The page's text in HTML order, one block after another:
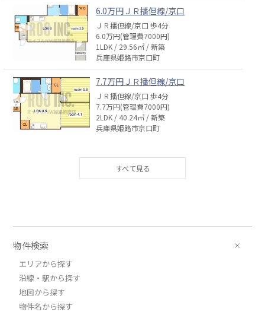
6.0万円ＪＲ播但線/京口
ＪＲ播但線/京口 歩4分
6.0万円(管理費7000円)
1LDK / 29.56㎡ / 新築
兵庫県姫路市京口町
7.7万円ＪＲ播但線/京口
ＪＲ播但線/京口 歩4分
7.7万円(管理費7000円)
2LDK / 40.24㎡ / 新築
兵庫県姫路市京口町
ＪＲ播但線/京口 歩4分
6.4万円(管理費7000円)
物件検索
エリアから探す
沿線・駅から探す
地図から探す
物件名から探す